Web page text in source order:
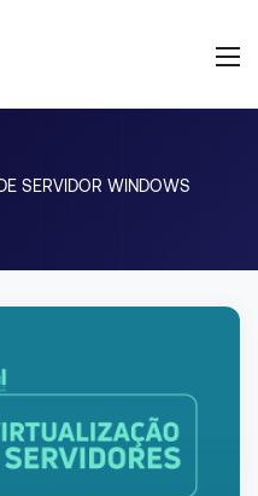
SERVIDOR WINDOWS